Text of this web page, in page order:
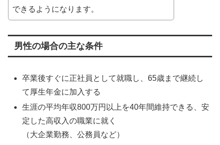
できるようになります。
男性の場合の主な条件
卒業後すぐに正社員として就職し、65歳まで継続し
て厚生年金に加入する
生涯の平均年収800万円以上を40年間維持できる、安
定した高収入の職業に就く
（大企業勤務、公務員など）